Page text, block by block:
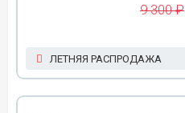
9 300 ₽
ЛЕТНЯЯ РАСПРОДАЖА